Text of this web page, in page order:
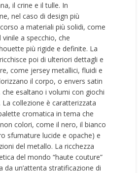
il crine e il tulle. In
nel caso di design più
a materiali più solidi, come
vinile a specchio, che
più rigide e definite. La
poi di ulteriori dettagli e
come jersey metallici, fluidi e
il corpo, o envers satin
che esaltano i volumi con giochi
La collezione è caratterizzata
cromatica in tema che
colori, come il nero, il bianco
sfumature lucide e opache) e
del metallo. La ricchezza
del mondo “haute couture”
da un’attenta stratificazione di